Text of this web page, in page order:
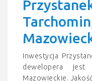
Inwestycja
dewelopera jest
Mazowieckie.